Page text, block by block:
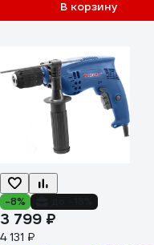
В корзину
-8%
3 799 ₽
4 131 ₽